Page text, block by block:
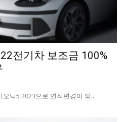
전기차 보조금 100%
닉5 2023으로 연식변경이 되...